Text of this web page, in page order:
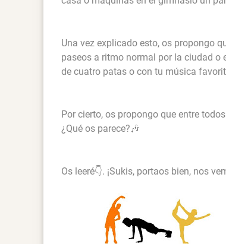
Una vez explicado esto, os propongo
paseos a ritmo normal por la ciudad
de cuatro patas o con tu música
Por cierto, os propongo que entre
¿Qué os parece?🎶
Os leeré👇. ¡Sukis, portaos bien, nos